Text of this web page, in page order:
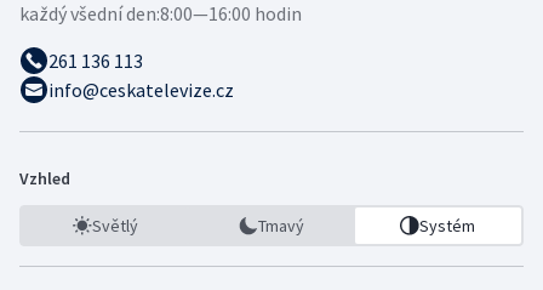
každý všední den:8:00—16:00 hodin
261 136 113
info@ceskatelevize.cz
Vzhled
Světlý Tmavý Systém